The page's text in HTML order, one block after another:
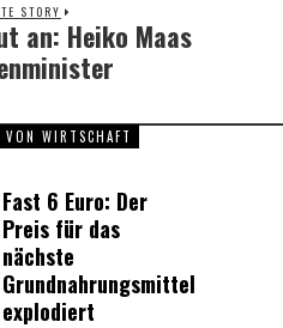
STORY
Next
post:
an: Heiko Maas
WIRTSCHAFT
Fast 6 Euro: Der
Preis für das
nächste
Grundnahrungsmittel
explodiert